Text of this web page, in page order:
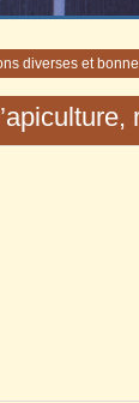
diverses et